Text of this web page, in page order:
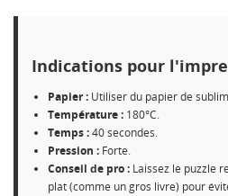
Indications pour
Papier : Utiliser du papier de
Température : 180°C.
Temps :40 secondes.
Pression : Forte.
Conseil de pro : Laissez le puzzle
plat (comme un gros livre) pour
MES LISTES
NOM DE LA LISTE D'ENVIES
Annuler
Vous devez être connecté pour
votre liste d'envies.